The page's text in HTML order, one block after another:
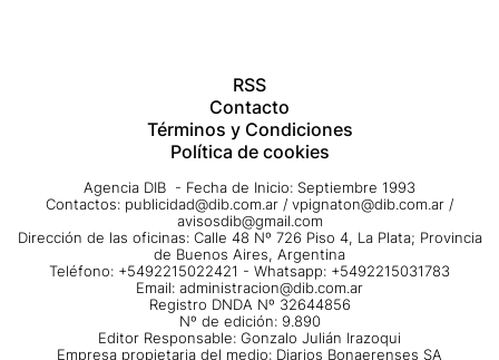
RSS
Contacto
Términos y Condiciones
Política de cookies
Agencia DIB - Fecha de Inicio: Septiembre 1993
Contactos: publicidad@dib.com.ar / vpignaton@dib.com.ar /
avisosdib@gmail.com
Dirección de las oficinas: Calle 48 Nº 726 Piso 4, La Plata; Provincia
de Buenos Aires, Argentina
Teléfono: +5492215022421 - Whatsapp: +5492215031783
Email: administracion@dib.com.ar
Registro DNDA Nº 32644856
Nº de edición: 9.890
Editor Responsable: Gonzalo Julián Irazoqui
Empresa propietaria del medio: Diarios Bonaerenses SA